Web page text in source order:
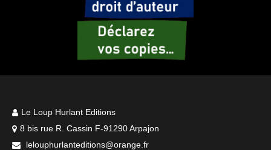
Le Loup Hurlant Editions
8 bis rue R. Cassin F-91290 Arpajon
lelouphurlanteditions@orange.fr